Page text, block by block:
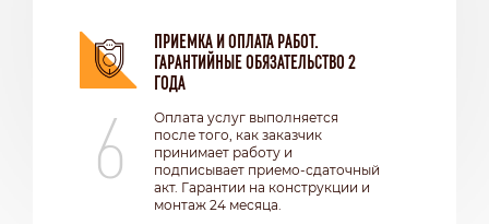
6
ПРИЕМКА И ОПЛАТА РАБОТ.
ГАРАНТИЙНЫЕ ОБЯЗАТЕЛЬСТВО 2
ГОДА
Оплата услуг выполняется
после того, как заказчик
принимает работу и
подписывает приемо-сдаточный
акт. Гарантии на конструкции и
монтаж 24 месяца.